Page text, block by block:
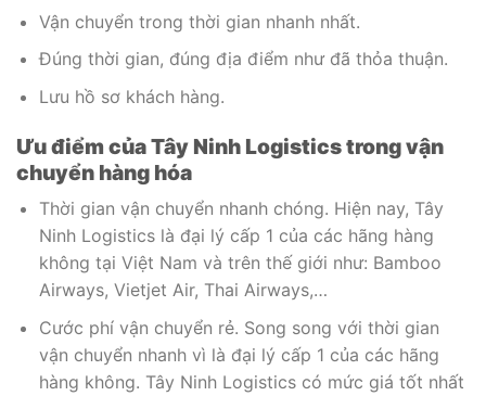
Vận chuyển trong thời gian nhanh nhất.
Đúng thời gian, đúng địa điểm như đã thỏa thuận.
Lưu hồ sơ khách hàng.
Ưu điểm của Tây Ninh Logistics trong vận
chuyển hàng hóa
Thời gian vận chuyển nhanh chóng. Hiện nay, Tây
Ninh Logistics là đại lý cấp 1 của các hãng hàng
không tại Việt Nam và trên thế giới như: Bamboo
Airways, Vietjet Air, Thai Airways,…
Cước phí vận chuyển rẻ. Song song với thời gian
vận chuyển nhanh vì là đại lý cấp 1 của các hãng
hàng không. Tây Ninh Logistics có mức giá tốt nhất